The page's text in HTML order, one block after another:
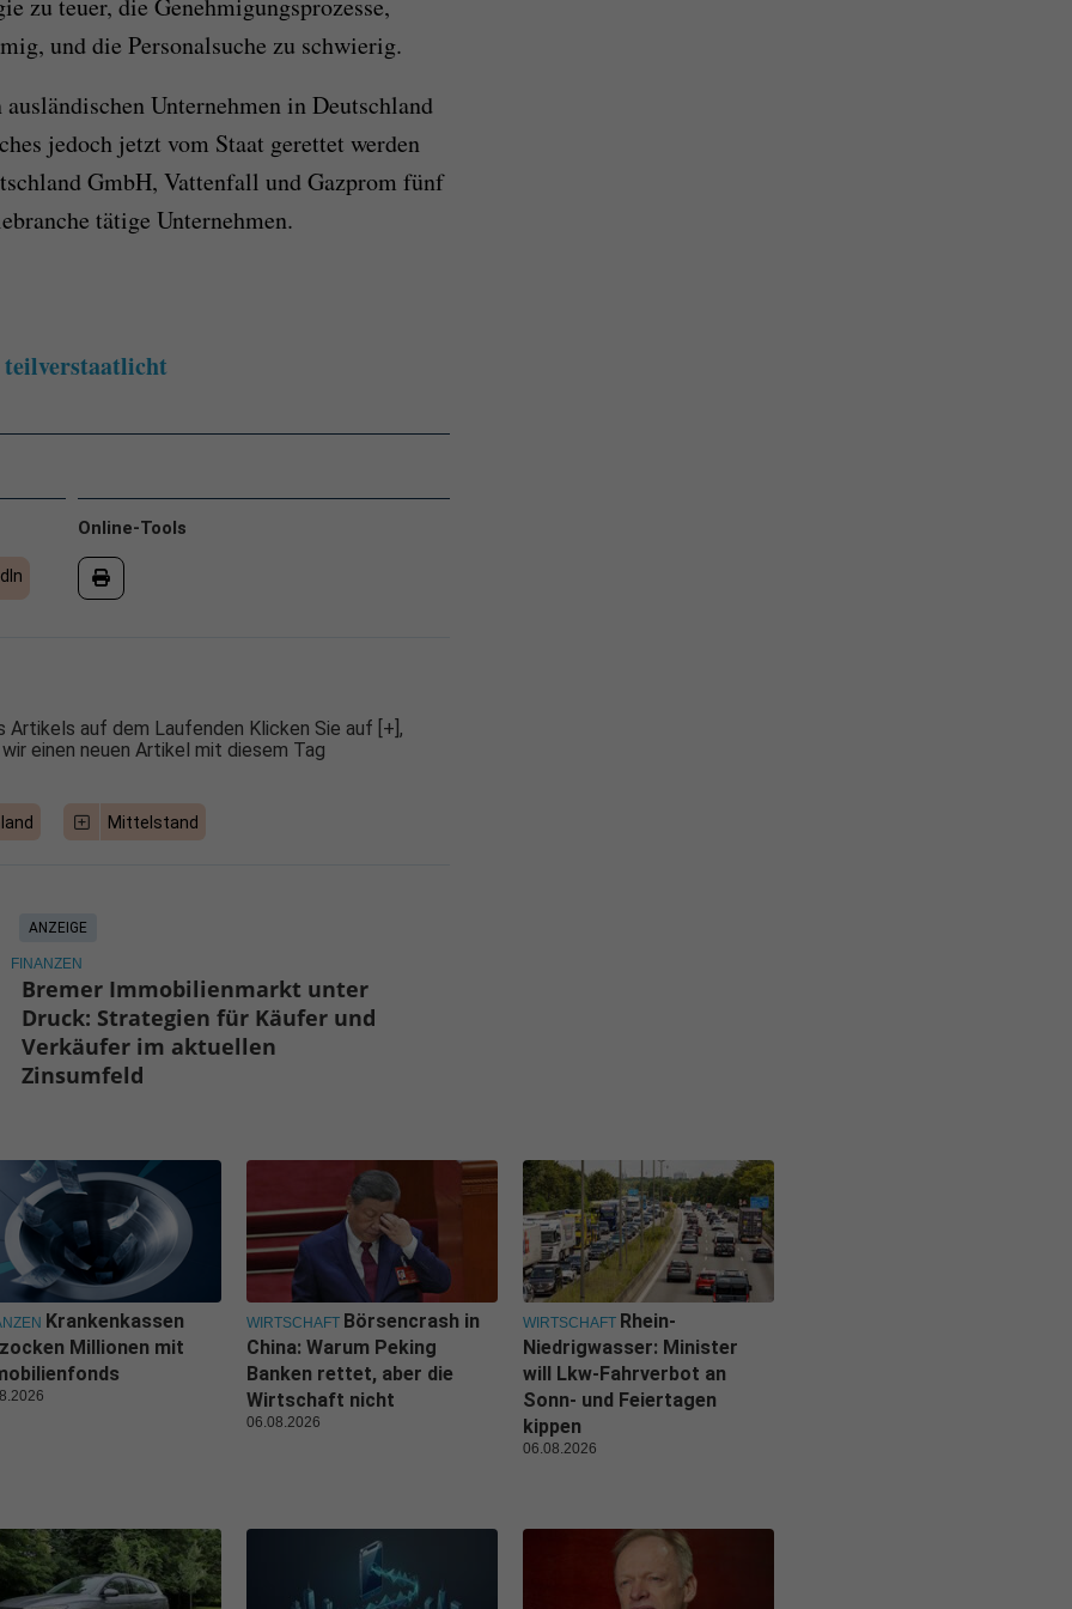
und die Personalsuche zu schwierig.
Unternehmen in Deutschland
jedoch jetzt vom Staat gerettet werden
GmbH, Vattenfall und Gazprom fünf
tätige Unternehmen.
Online-Tools
Artikels auf dem Laufenden Klicken Sie auf [+],
einen neuen Artikel mit diesem Tag
Mittelstand
ANZEIGE
FINANZEN
Bremer Immobilienmarkt unter
Druck: Strategien für Käufer und
Verkäufer im aktuellen
Zinsumfeld
Krankenkassen
Millionen mit
WIRTSCHAFT Börsencrash in
China: Warum Peking
Banken rettet, aber die
Wirtschaft nicht
06.08.2026
WIRTSCHAFT Rhein-
Niedrigwasser: Minister
will Lkw-Fahrverbot an
Sonn- und Feiertagen
kippen
06.08.2026